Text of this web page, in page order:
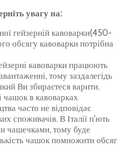
увагу на:
гейзерній кавоварки(450-
обсягу кавоварки потрібна
кавоварки працюють
тому заздалегідь
Ви збираєтеся варити.
чашок в кавоварках
часто не відповідає
споживачів. В Італії п'ють
чашечками, тому буде
чашок помножити обсяг